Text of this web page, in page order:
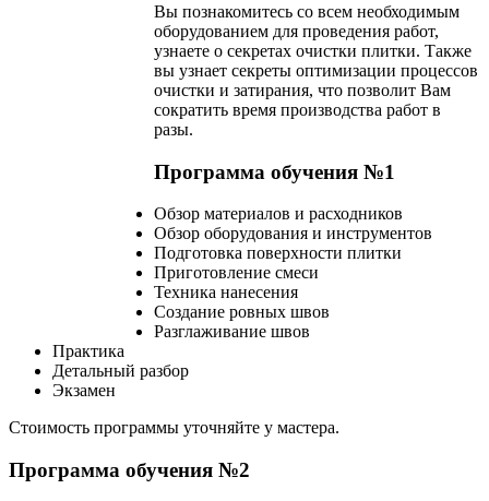
Вы познакомитесь со всем необходимым
оборудованием для проведения работ,
узнаете о секретах очистки плитки. Также
вы узнает секреты оптимизации процессов
очистки и затирания, что позволит Вам
сократить время производства работ в
разы.
Программа обучения №1
Обзор материалов и расходников
Обзор оборудования и инструментов
Подготовка поверхности плитки
Приготовление смеси
Техника нанесения
Создание ровных швов
Разглаживание швов
Практика
Детальный разбор
Экзамен
Стоимость программы уточняйте у мастера.
Программа обучения №2